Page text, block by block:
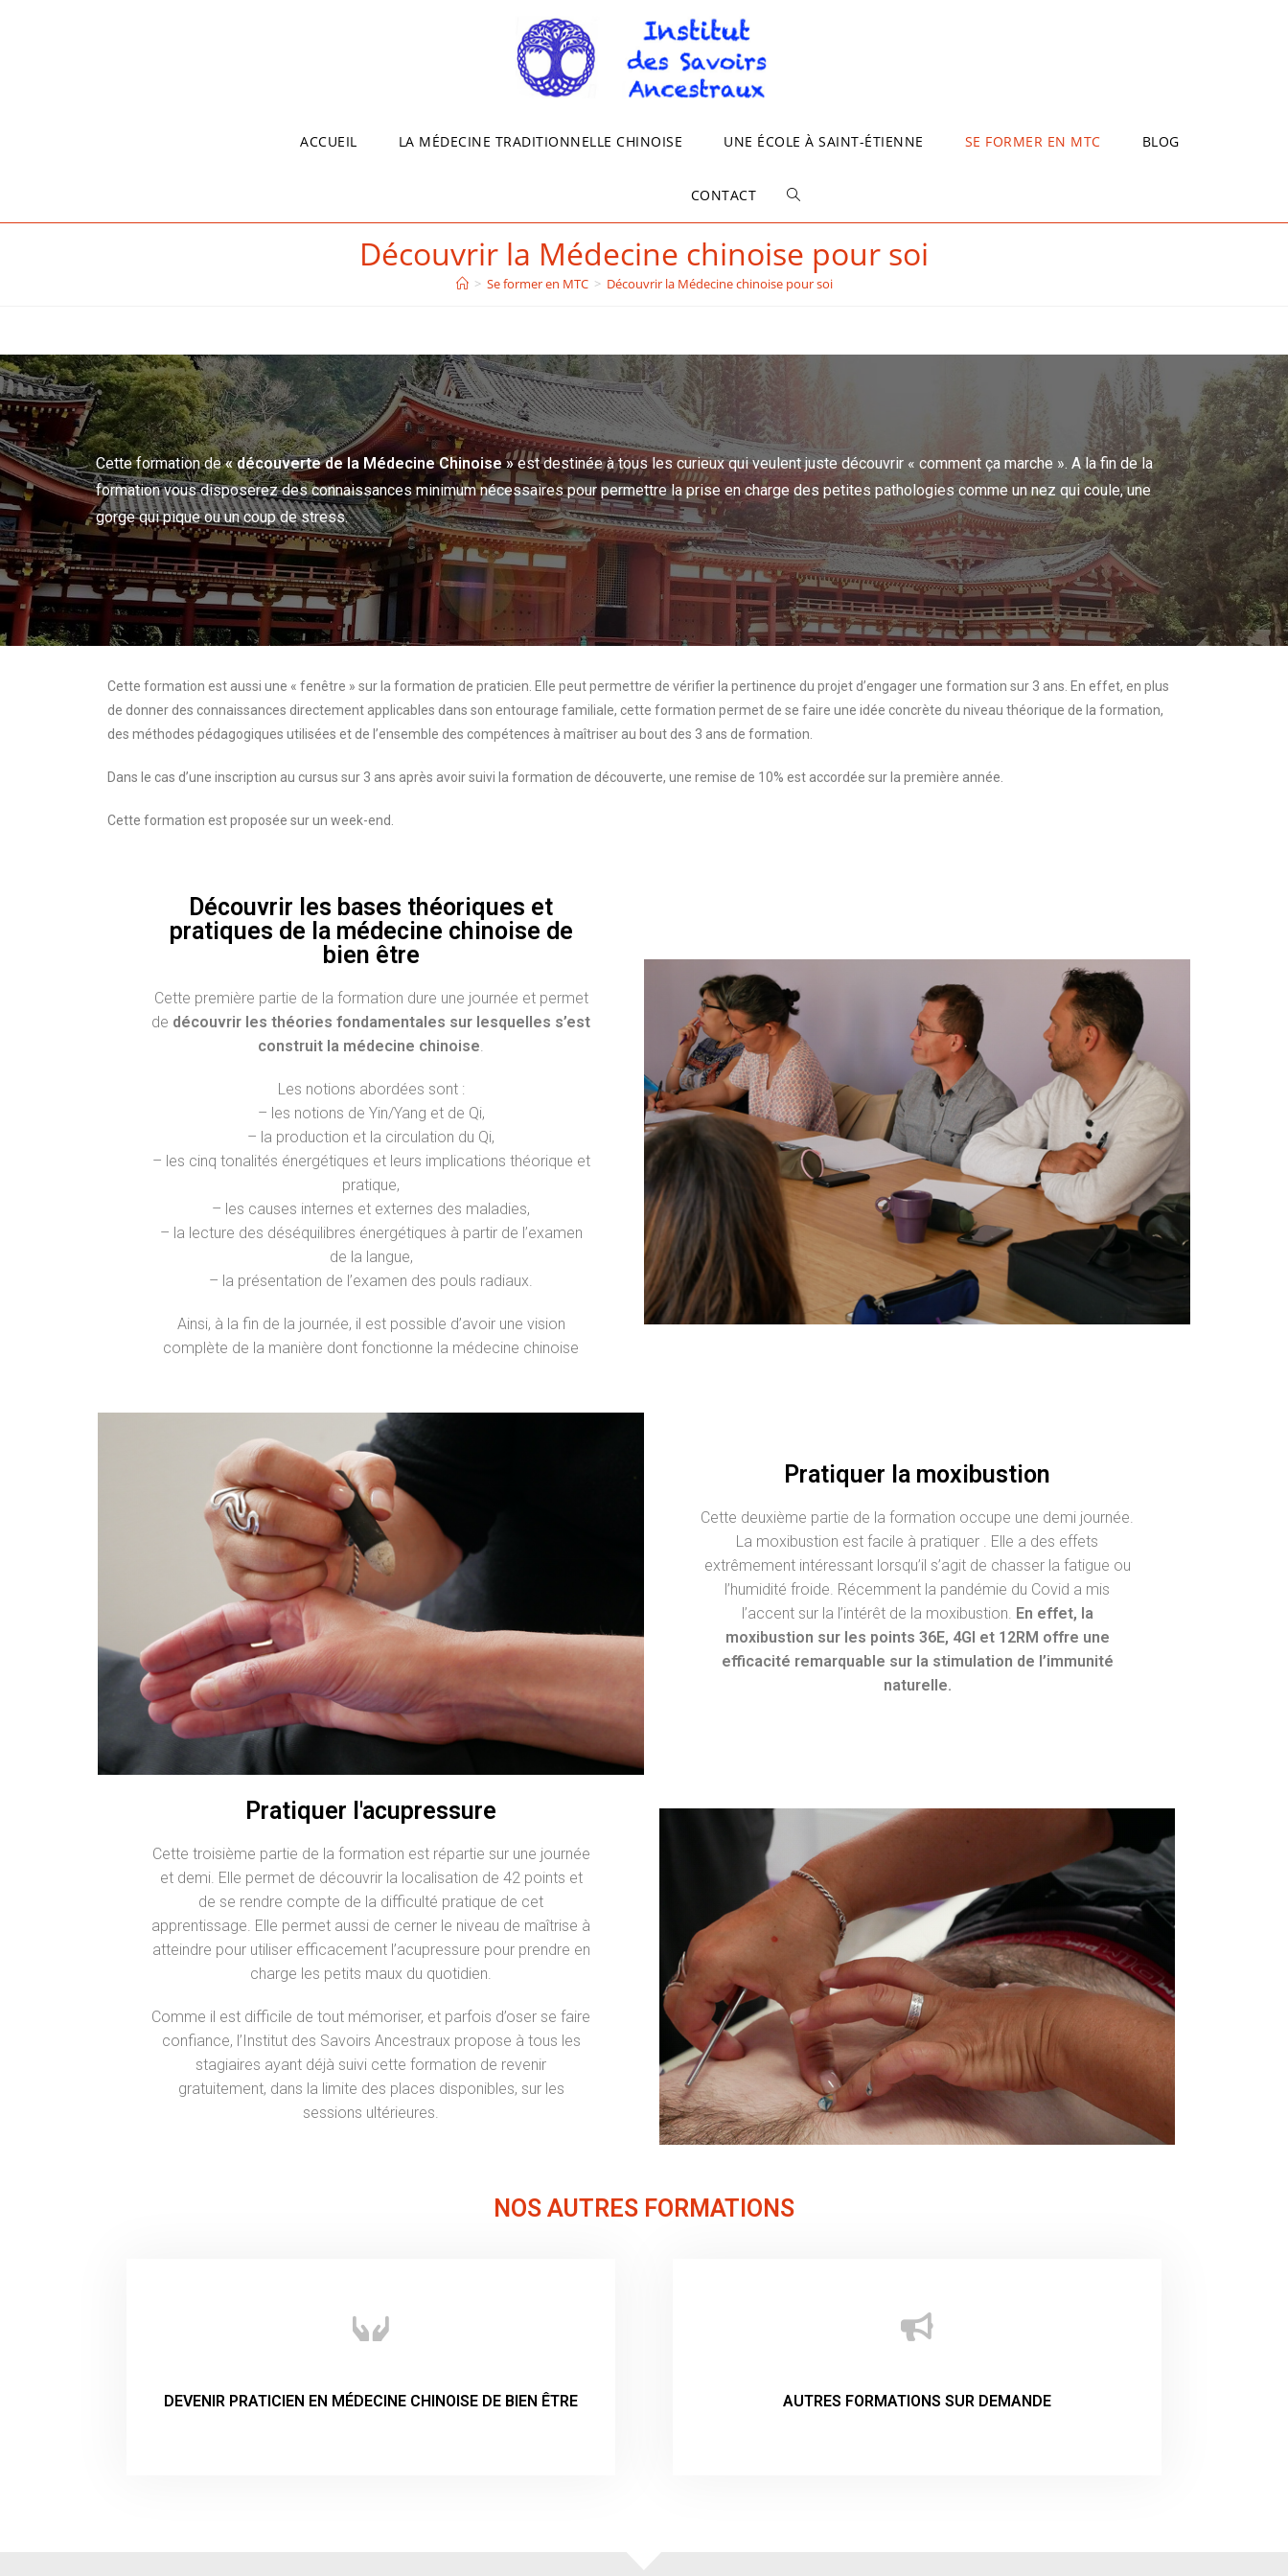
ACCUEIL LA MÉDECINE TRADITIONNELLE CHINOISE UNE ÉCOLE À SAINT-ÉTIENNE SE FORMER EN MTC BLOG
CONTACT
Découvrir la Médecine chinoise pour soi
> Se former en MTC > Découvrir la Médecine chinoise pour soi
Cette formation de« découverte de la Médecine Chinoise »est destinée à tous les curieux qui veulent juste découvrir « comment ça marche ». A la fin de la
formation vous disposerez des connaissances minimum nécessaires pour permettre la prise en charge des petites pathologies comme un nez qui coule, une
gorge qui pique ou un coup de stress.
Cette formation est aussi une « fenêtre » sur la formation de praticien. Elle peut permettre de vérifier la pertinence du projet d’engager une formation sur 3 ans. En effet, en plus
de donner des connaissances directement applicables dans son entourage familiale, cette formation permet de se faire une idée concrète du niveau théorique de la formation,
des méthodes pédagogiques utilisées et de l’ensemble des compétences à maîtriser au bout des 3 ans de formation.
Dans le cas d’une inscription au cursus sur 3 ans après avoir suivi la formation de découverte, une remise de 10% est accordée sur la première année.
Cette formation est proposée sur un week-end.
Découvrir les bases théoriques et
pratiques de la médecine chinoise de
bien être
Cette première partie de la formation dure une journée et permet
de découvrir les théories fondamentales sur lesquelles s’est
construit la médecine chinoise
Les notions abordées sont :
– les notions de Yin/Yang et de Qi,
– la production et la circulation du Qi,
– les cinq tonalités énergétiques et leurs implications théorique et
pratique,
– les causes internes et externes des maladies,
– la lecture des déséquilibres énergétiques à partir de l’examen
de la langue,
– la présentation de l’examen des pouls radiaux.
Ainsi, à la fin de la journée, il est possible d’avoir une vision
complète de la manière dont fonctionne la médecine chinoise
Pratiquer la moxibustion
Cette deuxième partie de la formation occupe une demi journée.
La moxibustion est facile à pratiquer . Elle a des effets
extrêmement intéressant lorsqu’il s’agit de chasser la fatigue ou
l’humidité froide. Récemment la pandémie du Covid a mis
l’accent sur la l’intérêt de la moxibustion. En effet, la
moxibustion sur les points 36E, 4GI et 12RM offre une
efficacité remarquable sur la stimulation de l’immunité
naturelle.
Pratiquer l'acupressure
Cette troisième partie de la formation est répartie sur une journée
et demi. Elle permet de découvrir la localisation de 42 points et
de se rendre compte de la difficulté pratique de cet
apprentissage. Elle permet aussi de cerner le niveau de maîtrise à
atteindre pour utiliser efficacement l’acupressure pour prendre en
charge les petits maux du quotidien.
Comme il est difficile de tout mémoriser, et parfois d’oser se faire
confiance, l’Institut des Savoirs Ancestraux propose à tous les
stagiaires ayant déjà suivi cette formation de revenir
gratuitement, dans la limite des places disponibles, sur les
sessions ultérieures.
NOS AUTRES FORMATIONS
DEVENIR PRATICIEN EN MÉDECINE CHINOISE DE BIEN ÊTRE AUTRES FORMATIONS SUR DEMANDE